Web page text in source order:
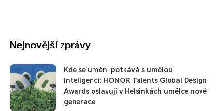
Nejnovější zprávy
Kde se umění potkává s umělou
inteligencí: HONOR Talents Global Design
Awards oslavují v Helsinkách umělce nové
generace